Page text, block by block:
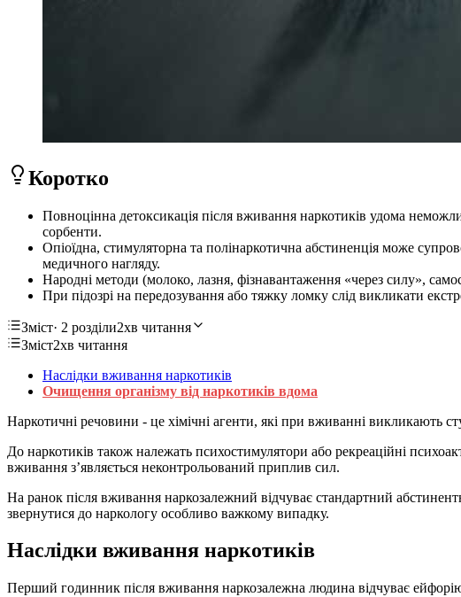
Коротко
Повноцінна детоксикація після вживання наркотиків удома
сорбенти.
Опіоїдна, стимуляторна та полінаркотична абстиненція може
медичного нагляду.
Народні методи (молоко, лазня, фізнавантаження «через силу»,
При підозрі на передозування або тяжку ломку слід викликати
Зміст· 2 розділи2хв читання
Зміст2хв читання
Наслідки вживання наркотиків
Очищення організму від наркотиків вдома
Наркотичні речовини - це хімічні агенти, які при вживанні викликають
До наркотиків також належать психостимулятори або рекреаційні
вживання з’являється неконтрольований приплив сил.
На ранок після вживання наркозалежний відчуває стандартний
звернутися до наркологу особливо важкому випадку.
Наслідки вживання наркотиків
Перший годинник після вживання наркозалежна людина відчуває